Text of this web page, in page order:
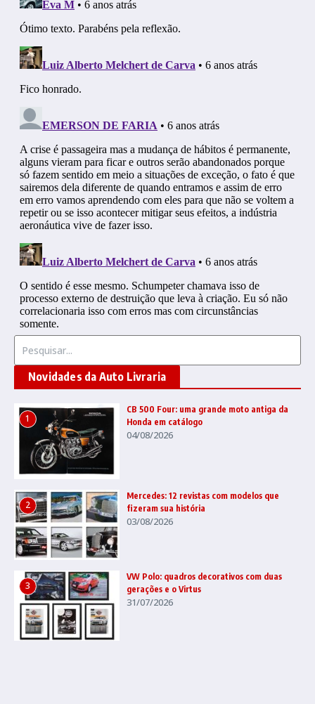
Novidades da Auto Livraria
1
CB 500 Four: uma grande moto antiga da
Honda em catálogo
04/08/2026
2
Mercedes: 12 revistas com modelos que
fizeram sua história
03/08/2026
3
VW Polo: quadros decorativos com duas
gerações e o Virtus
31/07/2026